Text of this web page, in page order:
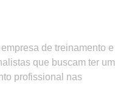
de treinamento e
que buscam ter um
profissional nas